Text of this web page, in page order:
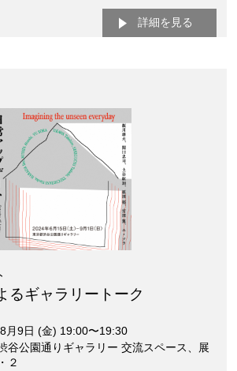
詳細を見る
るギャラリートーク
月9日 (金) 19:00〜19:30
谷公園通りギャラリー 交流スペース、展
２